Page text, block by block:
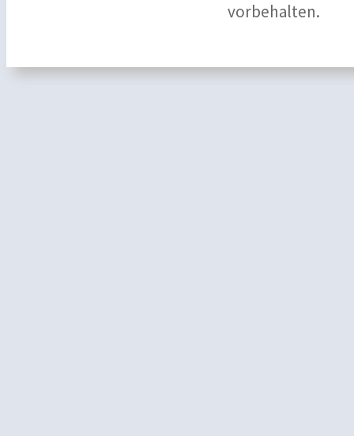
vorbehalten.